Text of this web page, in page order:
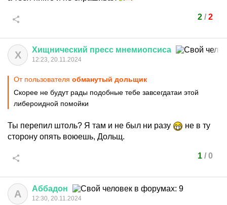
2/ 2
Х Хищнический пресс мнемиопсиса
12:23, 20.11.2024
От пользователя обманутый дольщик
Скорее не будут рады подобные тебе завсегдатаи этой
либероидной помойки
Ты перепил штоль? Я там и не был ни разу
не в ту
сторону опять воюешь, Дольщ.
1/ 0
А Аббадон
12:30, 20.11.2024